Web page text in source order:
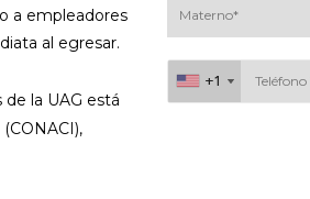
a empleadores
al egresar.
la UAG está
+1
+1